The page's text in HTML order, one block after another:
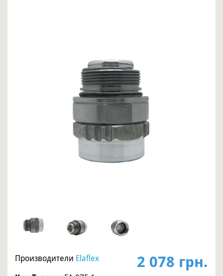
2 078 грн.
Производители Elaflex